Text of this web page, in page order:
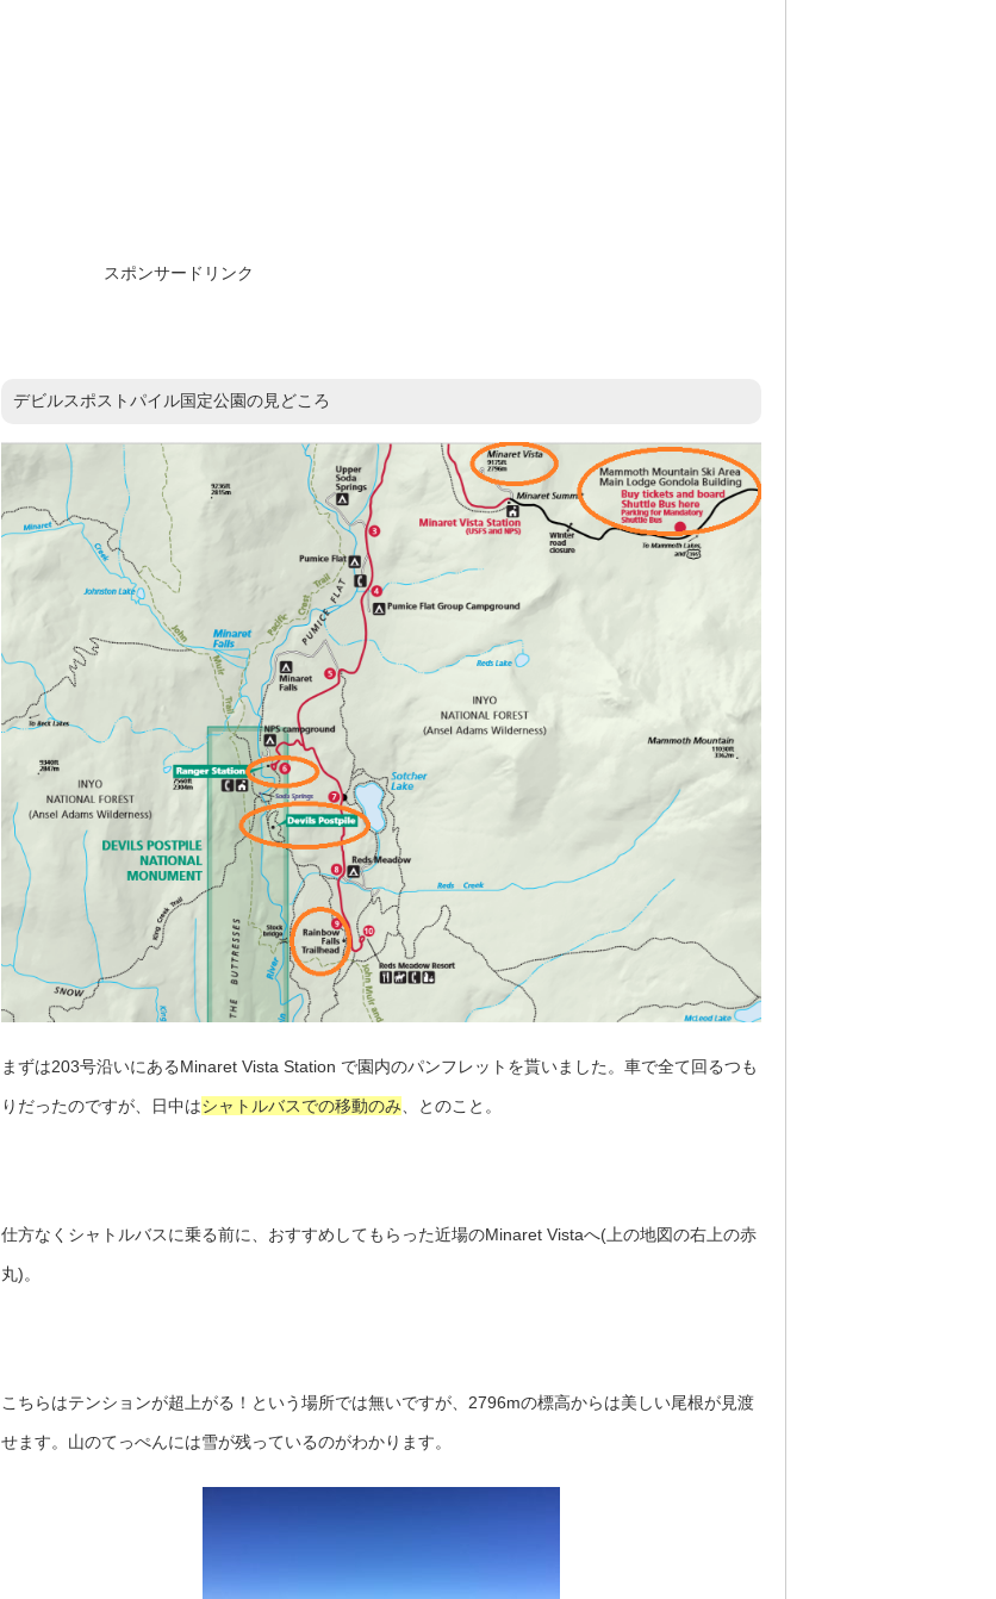
スポンサードリンク
デビルスポストパイル国定公園の見どころ
まずは203号沿いにあるMinaret Vista Station で園内のパンフレットを貰いました。車で全て回るつも
りだったのですが、日中はシャトルバスでの移動のみ 、とのこと。
仕方なくシャトルバスに乗る前に、おすすめしてもらった近場のMinaret Vistaへ(上の地図の右上の赤
丸)。
こちらはテンションが超上がる！という場所では無いですが、2796mの標高からは美しい尾根が見渡
せます。山のてっぺんには雪が残っているのがわかります。